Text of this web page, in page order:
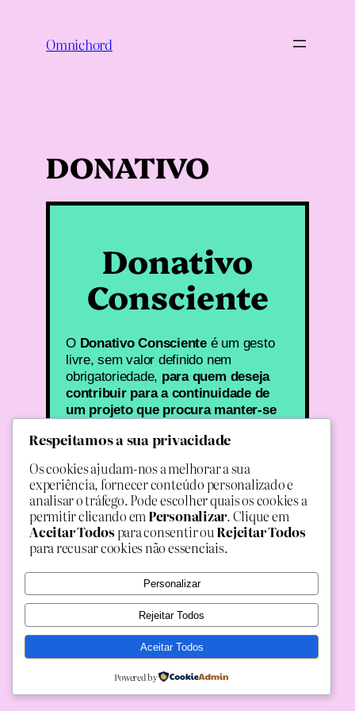
Omnichord
DONATIVO
Donativo
Consciente
O Donativo Conscienteé um gesto
livre, sem valor definido nem
obrigatoriedade, para quem deseja
contribuir para a continuidade de
um projeto que procura manter-se
Mais do que um apoio financeiro,
uma forma de participar e cuidar
algo que só existe porque continua a
ser feito por muitas mãos.
MBWAY : 914 052 393
IBAN :
Muito obrigado <3
Respeitamos a sua privacidade
Os cookies ajudam-nos a melhorar a sua
experiência, fornecer conteúdo personalizado e
analisar o tráfego. Pode escolher quais os cookies a
permitir clicando em Personalizar. Clique em
Aceitar Todospara consentir ou Rejeitar Todos
para recusar cookies não essenciais.
Personalizar
Rejeitar Todos
Aceitar Todos
Powered by